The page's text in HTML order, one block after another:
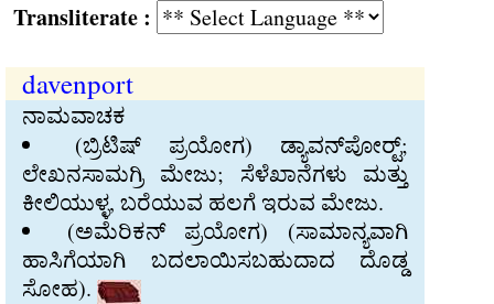
:
davenport
ನಾಮವಾಚಕ
(ಬ್ರಿಟಿಷ್‍ ಪ್ರಯೋಗ) ಡ್ಯಾವನ್‍ಪೋರ್ಟ್‍;
ಲೇಖನಸಾಮಗ್ರಿ ಮೇಜು; ಸೆಳೆಖಾನೆಗಳು ಮತ್ತು
ಕೀಲಿಯುಳ್ಳ, ಬರೆಯುವ ಹಲಗೆ ಇರುವ ಮೇಜು.
(ಅಮೆರಿಕನ್‍ ಪ್ರಯೋಗ) (ಸಾಮಾನ್ಯವಾಗಿ
ಹಾಸಿಗೆಯಾಗಿ ಬದಲಾಯಿಸಬಹುದಾದ ದೊಡ್ಡ
ಸೋಹ).